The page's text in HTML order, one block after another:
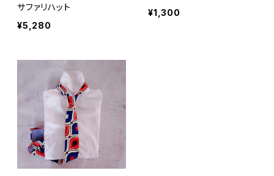
サファリハット
¥5,280
¥1,300